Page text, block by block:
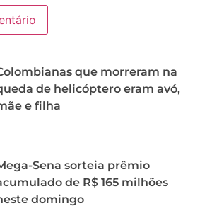
que morreram na
de helicóptero eram avó,
e filha
Sena sorteia prêmio
de R$ 165 milhões
domingo